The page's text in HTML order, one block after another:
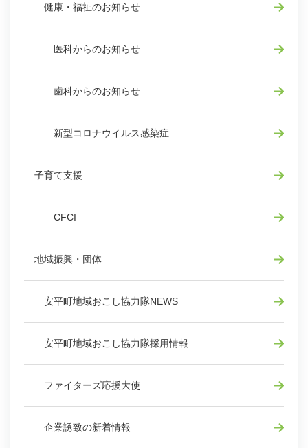
健康・福祉のお知らせ
医科からのお知らせ
歯科からのお知らせ
新型コロナウイルス感染症
子育て支援
CFCI
地域振興・団体
安平町地域おこし協力隊NEWS
安平町地域おこし協力隊採用情報
ファイターズ応援大使
企業誘致の新着情報